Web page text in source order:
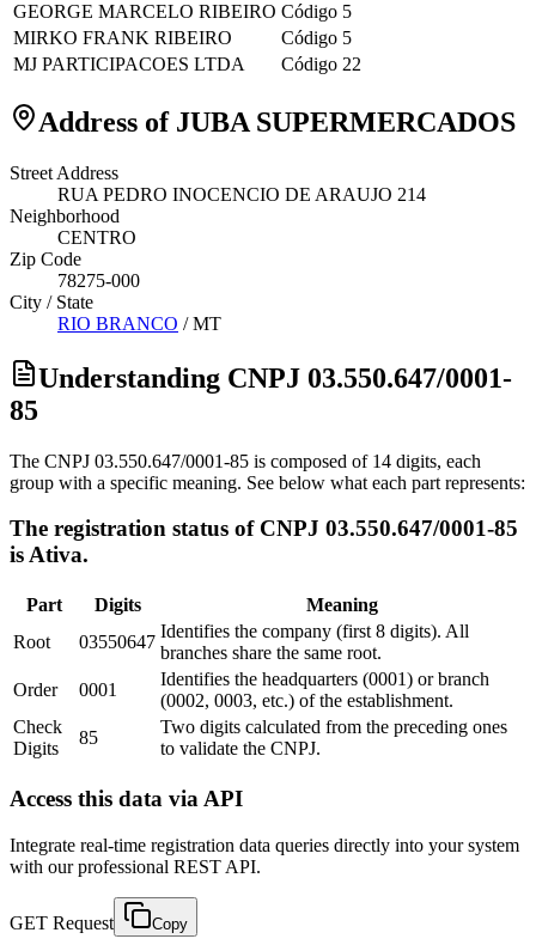
GEORGE MARCELO RIBEIRO Código 5
MIRKO FRANK RIBEIRO
Código 5
MJ PARTICIPACOES LTDA
Código 22
Address of JUBA SUPERMERCADOS
Street Address
RUA PEDRO INOCENCIO DE ARAUJO 214
Neighborhood
CENTRO
Zip Code
78275-000
City / State
RIO BRANCO /MT
Understanding CNPJ 03.550.647/0001-
85
The CNPJ 03.550.647/0001-85 is composed of 14 digits, each
group with a specific meaning. See below what each part represents:
The registration status of CNPJ 03.550.647/0001-85
is Ativa.
Part Digits
Meaning
Root
03550647
Identifies the company (first 8 digits). All
branches share the same root.
Order
0001
Identifies the headquarters (0001) or branch
(0002, 0003, etc.) of the establishment.
Check
Digits
85
Two digits calculated from the preceding ones
to validate the CNPJ.
Access this data via API
Integrate real-time registration data queries directly into your system
with our professional REST API.
GET Request Copy